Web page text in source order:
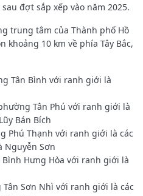
đợt sắp xếp vào năm 2025.
trung tâm của Thành phố Hồ
khoảng 10 km về phía Tây Bắc,
Tân Bình với ranh giới là
Tân Phú với ranh giới là
Bán Bích
Phú Thạnh với ranh giới là các
Nguyễn Sơn
Hưng Hòa với ranh giới là
Sơn Nhì với ranh giới là các